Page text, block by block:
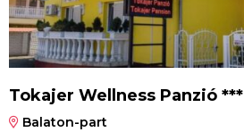
Tokajer Wellness Panzió ***
Balaton-part